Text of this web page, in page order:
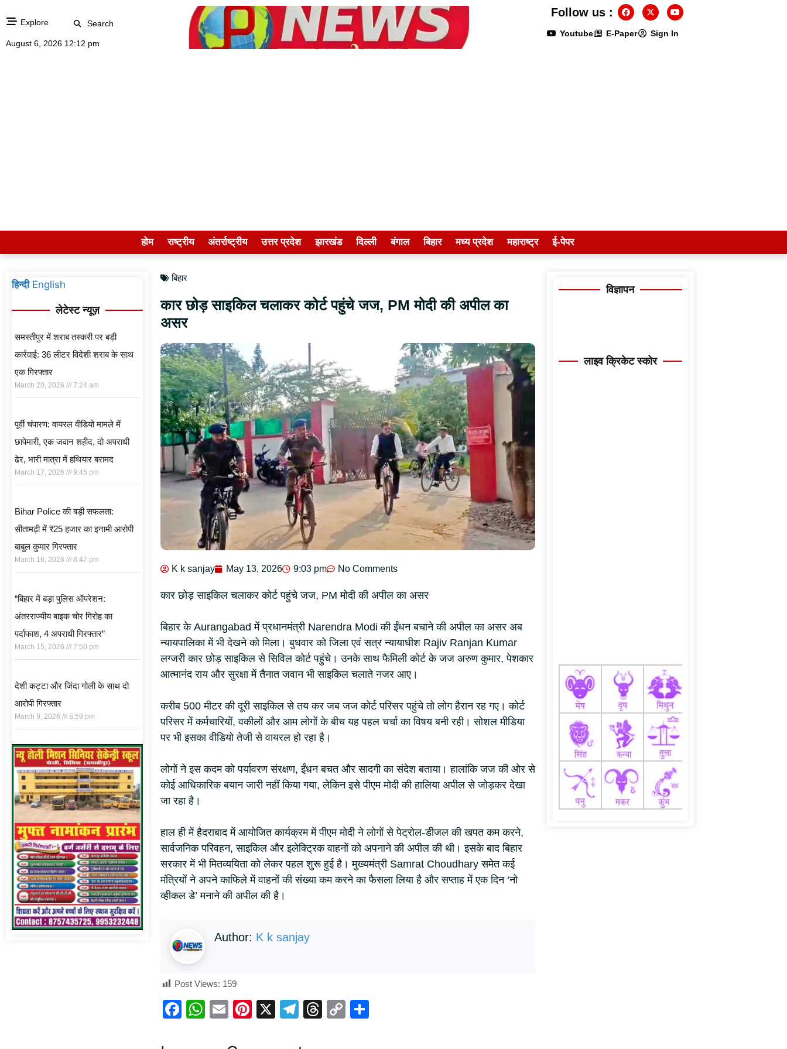
Explore Search
August 6, 2026 12:12 pm
Youtube E-Paper Sign In
Follow us :
होम राष्ट्रीय अंतर्राष्ट्रीय उत्तर प्रदेश झारखंड दिल्ली बंगाल बिहार मध्य प्रदेश महाराष्ट्र ई-पेपर
हिन्दी English
लेटेस्ट न्यूज़
समस्तीपुर में शराब तस्करी पर बड़ी
कार्रवाई: 36 लीटर विदेशी शराब के साथ
एक गिरफ्तार
March 20, 2026 7:24 am
पूर्वी चंपारण: वायरल वीडियो मामले में
छापेमारी, एक जवान शहीद, दो अपराधी
ढेर, भारी मात्रा में हथियार बरामद
March 17, 2026 9:45 pm
Bihar Police की बड़ी सफलता:
सीतामढ़ी में ₹25 हजार का इनामी आरोपी
बाबुल कुमार गिरफ्तार
March 16, 2026 8:47 pm
“बिहार में बड़ा पुलिस ऑपरेशन:
अंतरराज्यीय बाइक चोर गिरोह का
पर्दाफाश, 4 अपराधी गिरफ्तार”
March 15, 2026 7:50 pm
देशी कट्टा और जिंदा गोली के साथ दो
आरोपी गिरफ्तार
March 9, 2026 8:59 pm
बिहार
कार छोड़ साइकिल चलाकर कोर्ट पहुंचे जज, PM मोदी की अपील का
असर
K k sanjay May 13, 2026 9:03 pm No Comments
कार छोड़ साइकिल चलाकर कोर्ट पहुंचे जज, PM मोदी की अपील का असर
बिहार के Aurangabad में प्रधानमंत्री Narendra Modi की ईंधन बचाने की अपील का असर अब
न्यायपालिका में भी देखने को मिला। बुधवार को जिला एवं सत्र न्यायाधीश Rajiv Ranjan Kumar
लग्जरी कार छोड़ साइकिल से सिविल कोर्ट पहुंचे। उनके साथ फैमिली कोर्ट के जज अरुण कुमार, पेशकार
आत्मानंद राय और सुरक्षा में तैनात जवान भी साइकिल चलाते नजर आए।
करीब 500 मीटर की दूरी साइकिल से तय कर जब जज कोर्ट परिसर पहुंचे तो लोग हैरान रह गए। कोर्ट
परिसर में कर्मचारियों, वकीलों और आम लोगों के बीच यह पहल चर्चा का विषय बनी रही। सोशल मीडिया
पर भी इसका वीडियो तेजी से वायरल हो रहा है।
लोगों ने इस कदम को पर्यावरण संरक्षण, ईंधन बचत और सादगी का संदेश बताया। हालांकि जज की ओर से
कोई आधिकारिक बयान जारी नहीं किया गया, लेकिन इसे पीएम मोदी की हालिया अपील से जोड़कर देखा
जा रहा है।
हाल ही में हैदराबाद में आयोजित कार्यक्रम में पीएम मोदी ने लोगों से पेट्रोल-डीजल की खपत कम करने,
सार्वजनिक परिवहन, साइकिल और इलेक्ट्रिक वाहनों को अपनाने की अपील की थी। इसके बाद बिहार
सरकार में भी मितव्ययिता को लेकर पहल शुरू हुई है। मुख्यमंत्री Samrat Choudhary समेत कई
मंत्रियों ने अपने काफिले में वाहनों की संख्या कम करने का फैसला लिया है और सप्ताह में एक दिन ‘नो
व्हीकल डे’ मनाने की अपील की है।
Author: K k sanjay
Post Views: 159
F
W
E
Pi
X
T
T
C
विज्ञापन
लाइव क्रिकेट स्कोर